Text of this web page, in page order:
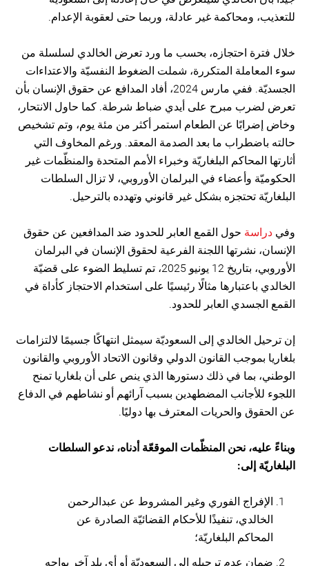
للتعذيب، ومحاكمة غير عادلة، وربما حتى لعقوبة الإعدام.
خلال فترة احتجازه، بحسب ما ورد تعرض الخالدي لسلسلة من
سوء المعاملة المتكررة، شملت الضغوط النفسيّة والاعتداءات
الجسديّة. ففي مارس 2024، أفاد المدافع عن حقوق الإنسان بأن
تعرض لضرب مبرح على أيدي ضباط شرطة. كما حاول الانتحار،
وخاض إضرابًا عن الطعام استمر أكثر من مئة يوم، وتم تشخيص
حالته باضطراب ما بعد الصدمة المعقد. ورغم المخاوف التي
أثارتها المحاكم البلغاريّة وخبراء الأمم المتحدة والمنظّمات غير
الحكوميّة وأعضاء في البرلمان الأوروبي، لا تزال السلطات
البلغاريّة تحتجزه بشكل غير قانوني وتهدده بالترحيل.
وفي دراسة حول القمع العابر للحدود ضد المدافعين عن حقوق
الإنسان، نشرتها اللجنة الفرعية لحقوق الإنسان في البرلمان
الأوروبي، بتاريخ 12 يونيو 2025، تم تسليط الضوء على قضيّة
الخالدي باعتبارها مثالًا رئيسيًا على استخدام الاحتجاز كأداة في
القمع الجسدي العابر للحدود.
إن ترحيل الخالدي إلى السعوديّة سيمثل انتهاكًا جسيمًا لالتزامات
بلغاريا بموجب القانون الدولي وقانون الاتحاد الأوروبي والقانون
الوطني، بما في ذلك دستورها الذي ينص على أن بلغاريا تمنح
اللجوء للأجانب المضطهدين بسبب آرائهم أو نشاطهم في الدفاع
عن الحقوق والحريات المعترف بها دوليًا.
وبناءً عليه، نحن المنظّمات الموقعّة أدناه، ندعو السلطات
البلغاريّة إلى:
الإفراج الفوري وغير المشروط عن عبدالرحمن
الخالدي، تنفيذًا للأحكام القضائيّة الصادرة عن
المحاكم البلغاريّة؛
ضمان عدم ترحيله إلى السعوديّة أو أي بلد آخر يواجه